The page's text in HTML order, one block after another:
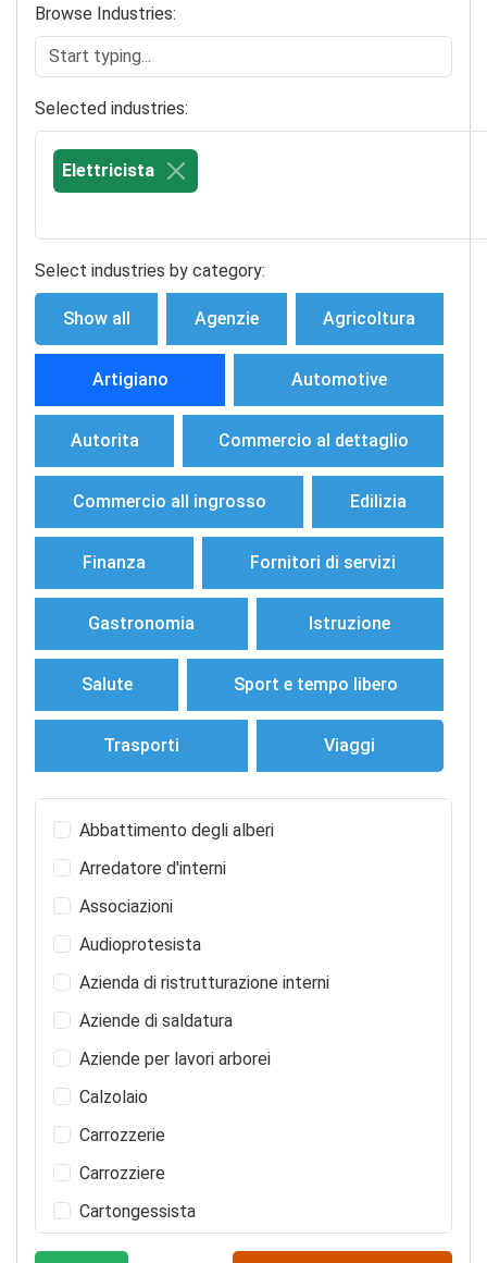
Browse Industries:
Selected industries:
Elettricista
Select industries by category:
Show all Agenzie Agricoltura
Artigiano Automotive
Autorita Commercio al dettaglio
Commercio all ingrosso Edilizia
Finanza Fornitori di servizi
Gastronomia Istruzione
Salute Sport e tempo libero
Trasporti Viaggi
Abbattimento degli alberi
Arredatore d'interni
Associazioni
Audioprotesista
Azienda di ristrutturazione interni
Aziende di saldatura
Aziende per lavori arborei
Calzolaio
Carrozzerie
Carrozziere
Cartongessista
Ceramiche